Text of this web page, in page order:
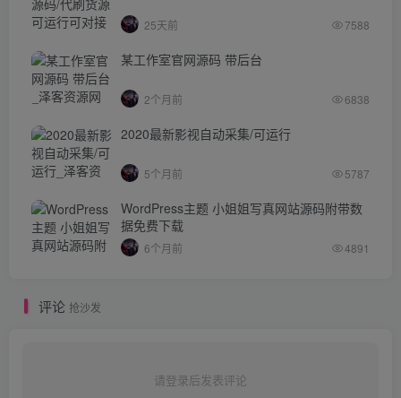
25天前 7588
某工作室官网源码 带后台
2个月前 6838
2020最新影视自动采集/可运行
5个月前 5787
WordPress主题 小姐姐写真网站源码附带数
据免费下载
6个月前 4891
评论 抢沙发
请登录后发表评论